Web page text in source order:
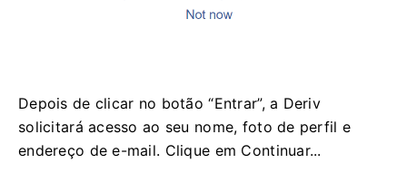
Depois de clicar no botão “Entrar”, a Deriv
solicitará acesso ao seu nome, foto de perfil e
endereço de e-mail. Clique em Continuar...